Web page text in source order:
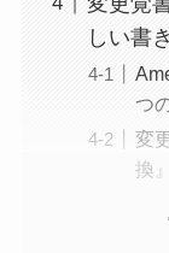
しい書
つ
変
換